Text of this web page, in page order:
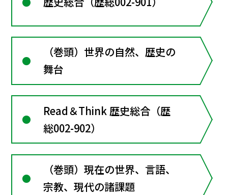
（巻頭）世界の自然、歴史の
舞台
Read＆Think 歴史総合（歴
総002-902）
（巻頭）現在の世界、言語、
宗教、現代の諸課題